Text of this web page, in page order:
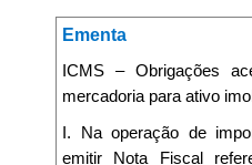
Ementa
ICMS – Obrigações
mercadoria para ativo
I. Na operação de
emitir Nota Fiscal